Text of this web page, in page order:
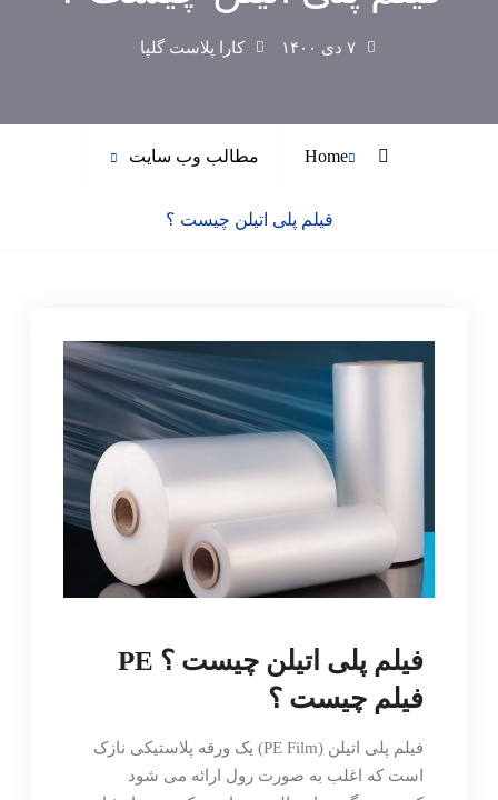
۷ دی ۱۴۰۰ کارا پلاست گلپا
Home مطالب وب سایت
فیلم پلی اتیلن چیست ؟
فیلم پلی اتیلن چیست ؟ PE
فیلم چیست ؟
فیلم پلی اتیلن (PE Film) یک ورقه پلاستیکی نازک
است که اغلب به صورت رول ارائه می شود